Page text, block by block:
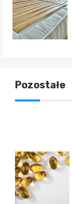
Pozostałe